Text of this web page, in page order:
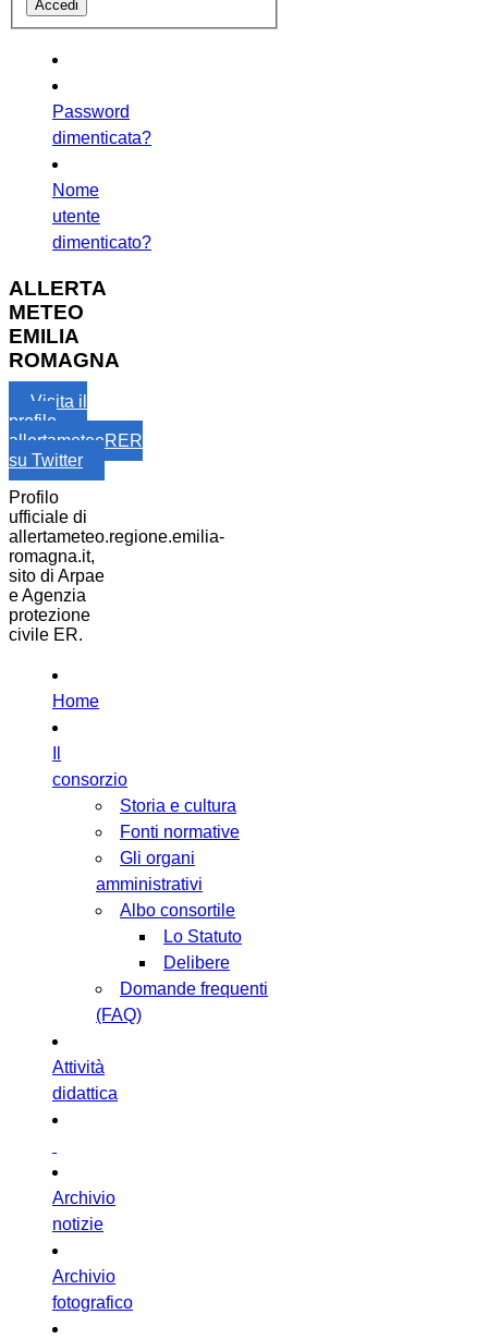
Password
dimenticata?
Nome
utente
dimenticato?
ALLERTA
METEO
EMILIA
ROMAGNA
Visita il
profilo
allertameteoRER
su Twitter
Profilo
ufficiale di
allertameteo.regione.emilia-
romagna.it,
sito di Arpae
e Agenzia
protezione
civile ER.
Home
consorzio
Storia e cultura
Fonti normative
Gli organi
amministrativi
Albo consortile
Lo Statuto
Delibere
Domande frequenti
(FAQ)
Attività
didattica
Archivio
notizie
Archivio
fotografico